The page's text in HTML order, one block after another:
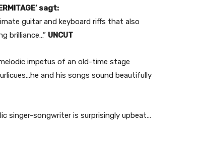
sagt:
guitar and keyboard riffs that also
brilliance…” UNCUT
impetus of an old-time stage
and his songs sound beautifully
singer-songwriter is surprisingly upbeat…